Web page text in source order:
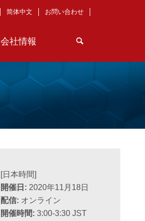
会社情報
简体中文 お問い合わせ
[日本時間]
開催日: 2020年11月18日
配信: オンライン
開催時間: 3:00-3:30 JST